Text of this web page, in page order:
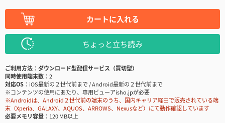
カートに入れる
ちょっと立ち読み
ご利用方法
ダウンロード型配信サービス（買切型）
同時使用端末数
2
対応OS
iOS最新の２世代前まで / Android最新の２世代前まで
※コンテンツの使用にあたり、専用ビューアisho.jpが必要
※Androidは、Android２世代前の端末のうち、国内キャリア経由で販売されている端
末（Xperia、GALAXY、AQUOS、ARROWS、Nexusなど）にて動作確認しています
必要メモリ容量
120 MB以上